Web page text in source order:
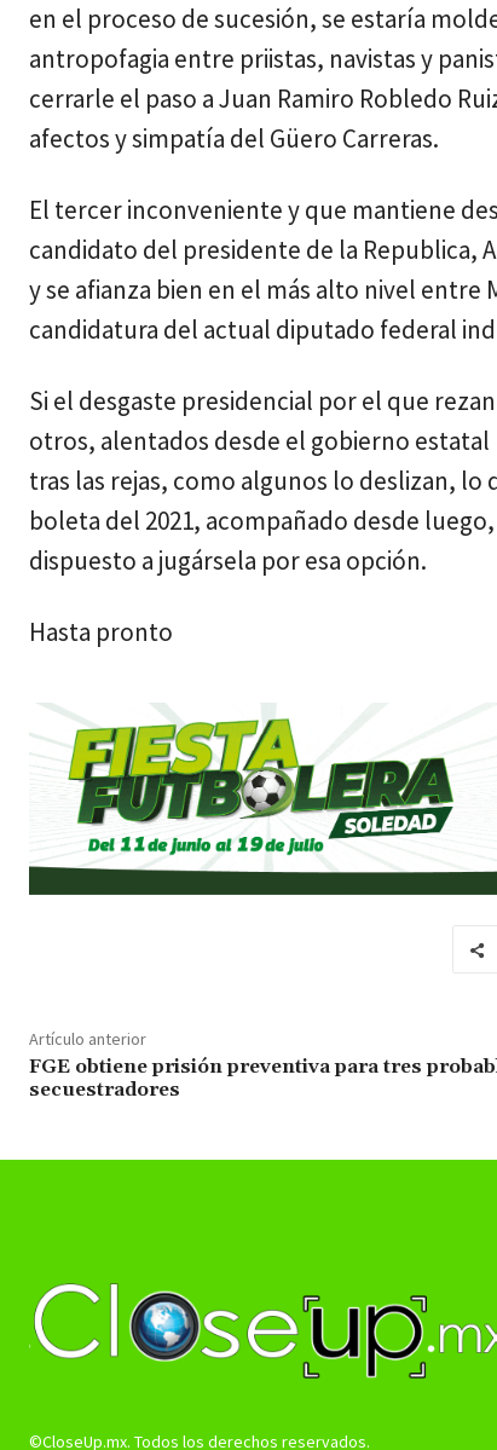
en el proceso de sucesión, se estaría
antropofagia entre priistas, navistas y
cerrarle el paso a Juan Ramiro Robledo
afectos y simpatía del Güero Carreras.
El tercer inconveniente y que mantiene
candidato del presidente de la Republica,
y se afianza bien en el más alto nivel entre
candidatura del actual diputado federal
Si el desgaste presidencial por el que
otros, alentados desde el gobierno
tras las rejas, como algunos lo deslizan,
boleta del 2021, acompañado desde
dispuesto a jugársela por esa opción.
Hasta pronto
Artículo anterior
FGE obtiene prisión preventiva para tres
secuestradores
©CloseUp.mx. Todos los derechos reservados.